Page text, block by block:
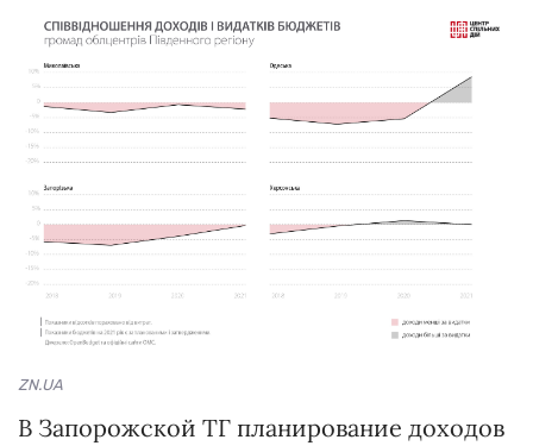
ZN.UA
В Запорожской ТГ планирование доходов